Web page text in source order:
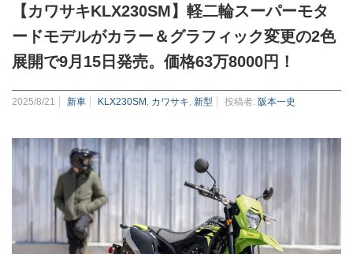
【カワサキKLX230SM】軽二輪スーパーモタ
ードモデルがカラー＆グラフィック変更の2色
展開で9月15日発売。価格63万8000円！
2025/8/21 新車 KLX230SM カワサキ 新型 投稿者: 阪本一史